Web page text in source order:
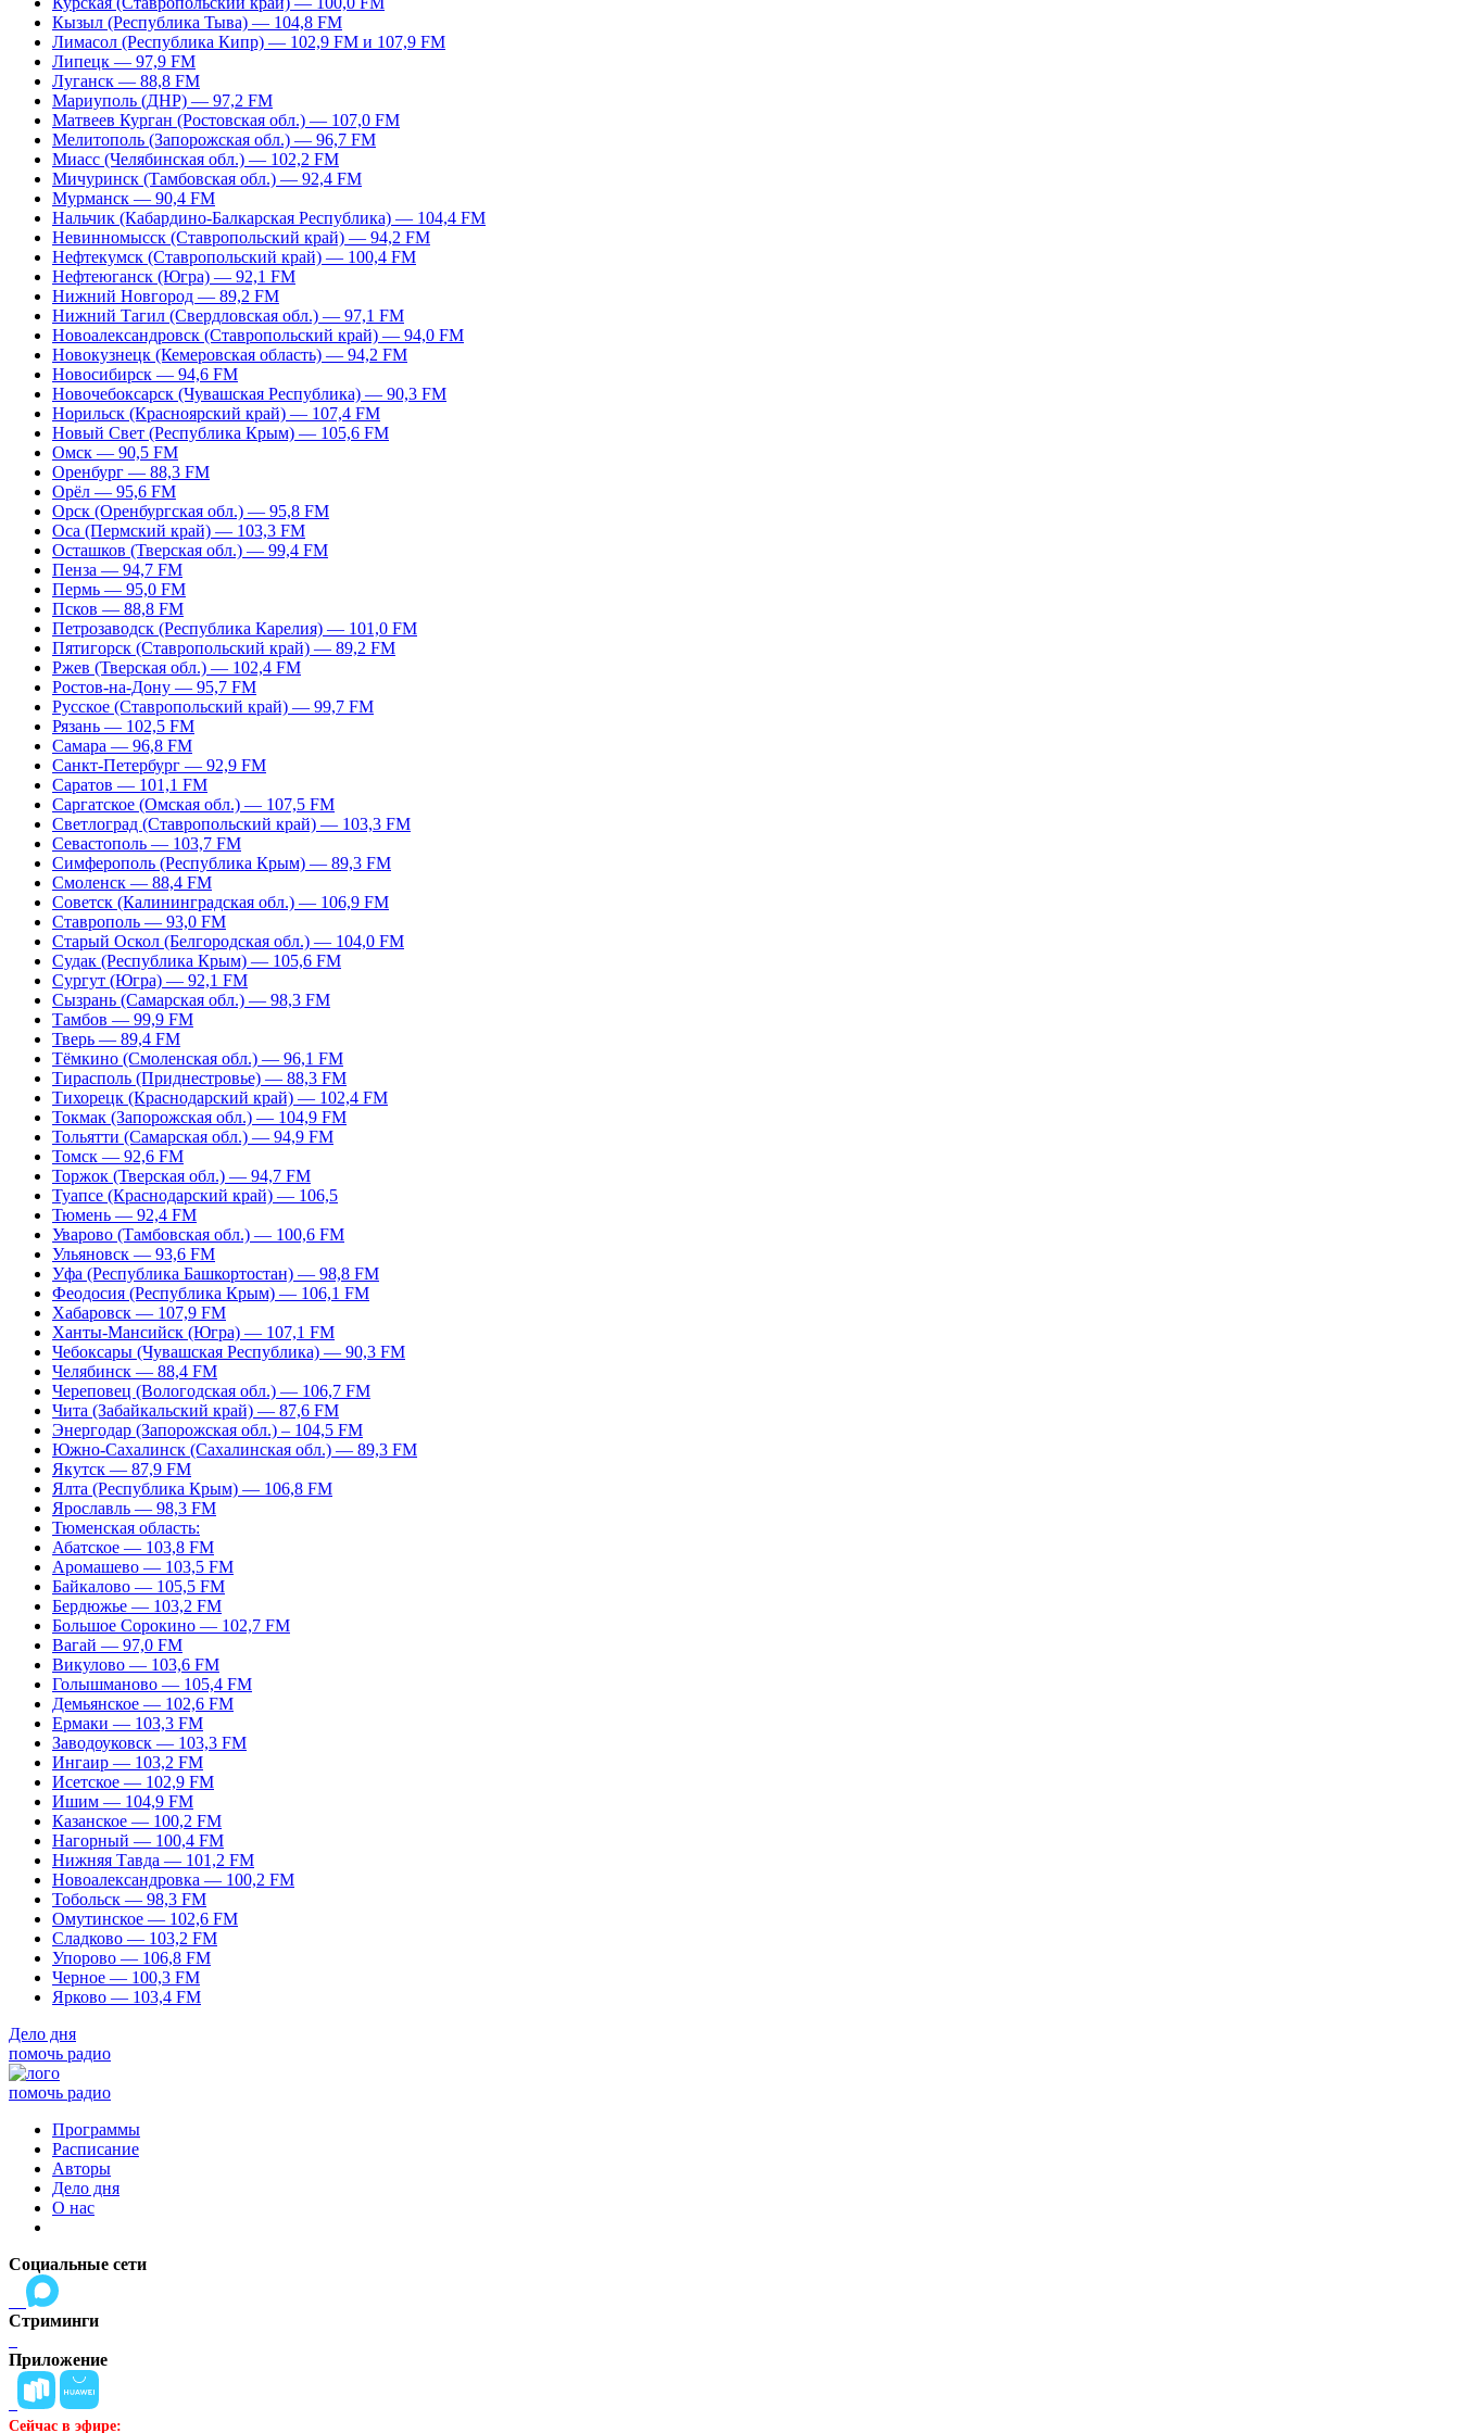
Кызыл (Республика Тыва) — 104,8 FM
Лимасол (Республика Кипр) — 102,9 FM и 107,9 FM
Липецк — 97,9 FM
Луганск — 88,8 FM
Мариуполь (ДНР) — 97,2 FM
Матвеев Курган (Ростовская обл.) — 107,0 FM
Мелитополь (Запорожская обл.) — 96,7 FM
Миасс (Челябинская обл.) — 102,2 FM
Мичуринск (Тамбовская обл.) — 92,4 FM
Мурманск — 90,4 FM
Нальчик (Кабардино-Балкарская Республика) — 104,4 FM
Невинномысск (Ставропольский край) — 94,2 FM
Нефтекумск (Ставропольский край) — 100,4 FM
Нефтеюганск (Югра) — 92,1 FM
Нижний Новгород — 89,2 FM
Нижний Тагил (Свердловская обл.) — 97,1 FM
Новоалександровск (Ставропольский край) — 94,0 FM
Новокузнецк (Кемеровская область) — 94,2 FM
Новосибирск — 94,6 FM
Новочебоксарск (Чувашская Республика) — 90,3 FM
Норильск (Красноярский край) — 107,4 FM
Новый Свет (Республика Крым) — 105,6 FM
Омск — 90,5 FM
Оренбург — 88,3 FM
Орёл — 95,6 FM
Орск (Оренбургская обл.) — 95,8 FM
Оса (Пермский край) — 103,3 FM
Осташков (Тверская обл.) — 99,4 FM
Пенза — 94,7 FM
Пермь — 95,0 FM
Псков — 88,8 FM
Петрозаводск (Республика Карелия) — 101,0 FM
Пятигорск (Ставропольский край) — 89,2 FM
Ржев (Тверская обл.) — 102,4 FM
Ростов-на-Дону — 95,7 FM
Русское (Ставропольский край) — 99,7 FM
Рязань — 102,5 FM
Самара — 96,8 FM
Санкт-Петербург — 92,9 FM
Саратов — 101,1 FM
Саргатское (Омская обл.) — 107,5 FM
Светлоград (Ставропольский край) — 103,3 FM
Севастополь — 103,7 FM
Симферополь (Республика Крым) — 89,3 FM
Смоленск — 88,4 FM
Советск (Калининградская обл.) — 106,9 FM
Ставрополь — 93,0 FM
Старый Оскол (Белгородская обл.) — 104,0 FM
Судак (Республика Крым) — 105,6 FM
Сургут (Югра) — 92,1 FM
Сызрань (Самарская обл.) — 98,3 FM
Тамбов — 99,9 FM
Тверь — 89,4 FM
Тёмкино (Смоленская обл.) — 96,1 FM
Тирасполь (Приднестровье) — 88,3 FM
Тихорецк (Краснодарский край) — 102,4 FM
Токмак (Запорожская обл.) — 104,9 FM
Тольятти (Самарская обл.) — 94,9 FM
Томск — 92,6 FM
Торжок (Тверская обл.) — 94,7 FM
Туапсе (Краснодарский край) — 106,5
Тюмень — 92,4 FM
Уварово (Тамбовская обл.) — 100,6 FM
Ульяновск — 93,6 FM
Уфа (Республика Башкортостан) — 98,8 FM
Феодосия (Республика Крым) — 106,1 FM
Хабаровск — 107,9 FM
Ханты-Мансийск (Югра) — 107,1 FM
Чебоксары (Чувашская Республика) — 90,3 FM
Челябинск — 88,4 FM
Череповец (Вологодская обл.) — 106,7 FM
Чита (Забайкальский край) — 87,6 FM
Энергодар (Запорожская обл.) – 104,5 FM
Южно-Сахалинск (Сахалинская обл.) — 89,3 FM
Якутск — 87,9 FM
Ялта (Республика Крым) — 106,8 FM
Ярославль — 98,3 FM
Тюменская область:
Абатское — 103,8 FM
Аромашево — 103,5 FM
Байкалово — 105,5 FM
Бердюжье — 103,2 FM
Большое Сорокино — 102,7 FM
Вагай — 97,0 FM
Викулово — 103,6 FM
Голышманово — 105,4 FM
Демьянское — 102,6 FM
Ермаки — 103,3 FM
Заводоуковск — 103,3 FM
Ингаир — 103,2 FM
Исетское — 102,9 FM
Ишим — 104,9 FM
Казанское — 100,2 FM
Нагорный — 100,4 FM
Нижняя Тавда — 101,2 FM
Новоалександровка — 100,2 FM
Тобольск — 98,3 FM
Омутинское — 102,6 FM
Сладково — 103,2 FM
Упорово — 106,8 FM
Черное — 100,3 FM
Ярково — 103,4 FM
Дело дня
помочь радио
помочь радио
Программы
Расписание
Авторы
Дело дня
О нас
Социальные сети
Стриминги
Приложение
Сейчас в эфире: